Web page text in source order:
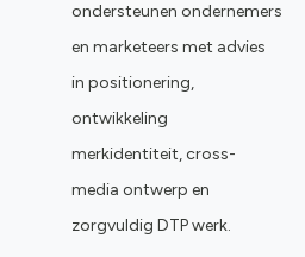
ondersteunen ondernemers
en marketeers met advies
in positionering,
ontwikkeling
merkidentiteit, cross-
media ontwerp en
zorgvuldig DTP werk.